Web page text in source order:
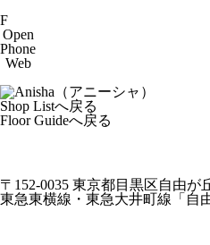
F
Open
Phone
Web
Shop Listへ戻る
Floor Guideへ戻る
〒152-0035 東京都目黒区自由が
東急東横線・東急大井町線「自